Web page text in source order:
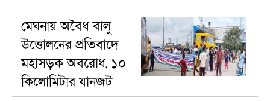
মেঘনায় অবৈধ বালু
উত্তোলনের প্রতিবাদে
মহাসড়ক অবরোধ, ১০
কিলোমিটার যানজট